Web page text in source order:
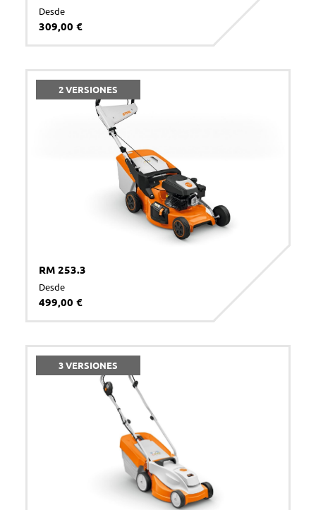
Desde
309,00 €
2 VERSIONES
RM 253.3
Desde
499,00 €
3 VERSIONES